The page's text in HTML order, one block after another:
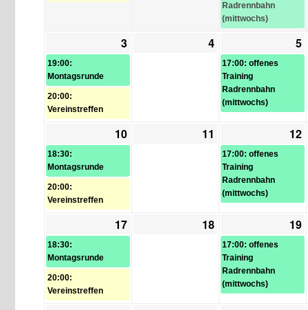
Radrennbahn
(mittwochs)
3
August
Veranstaltungen)
19:00:
Montagsrunde
20:00:
Vereinstreffen
4
August
2026
5
17:00: offenes
Training
Radrennbahn
(mittwochs)
10
August
Veranstaltungen)
18:30:
Montagsrunde
20:00:
Vereinstreffen
11
August
2026
12
17:00: offenes
Training
Radrennbahn
(mittwochs)
17
August
Veranstaltungen)
18:30:
Montagsrunde
20:00:
Vereinstreffen
18
August
2026
19
17:00: offenes
Training
Radrennbahn
(mittwochs)